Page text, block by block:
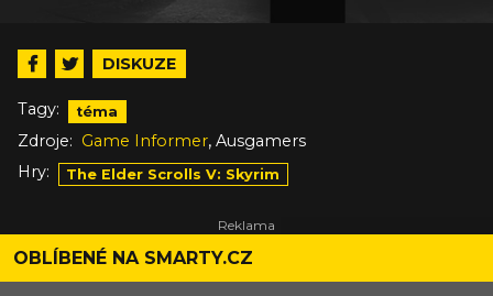
DISKUZE
Tagy: téma
Zdroje: Game Informer, Ausgamers
Hry:
The Elder Scrolls V: Skyrim
OBLÍBENÉ NA SMARTY.CZ